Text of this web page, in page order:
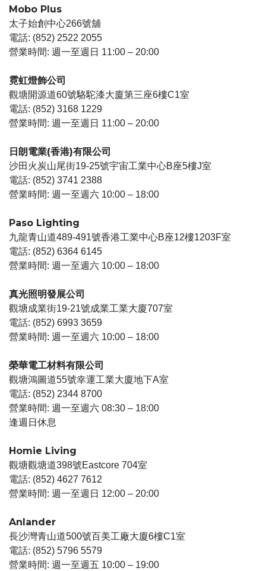
Mobo Plus
太子始創中心266號舖
電話: (852) 2522 2055
營業時間: 週一至週日 11:00 – 20:00
霓虹燈飾公司
觀塘開源道60號駱駝漆大廈第三座6樓C1室
電話: (852) 3168 1229
營業時間: 週一至週日 11:00 – 20:00
日朗電業(香港)有限公司
沙田火炭山尾街19-25號宇宙工業中心B座5樓J室
電話: (852) 3741 2388
營業時間: 週一至週六 10:00 – 18:00
Paso Lighting
九龍青山道489-491號香港工業中心B座12樓1203F室
電話: (852) 6364 6145
營業時間: 週一至週六 10:00 – 18:00
真光照明發展公司
觀塘成業街19-21號成業工業大廈707室
電話: (852) 6993 3659
營業時間: 週一至週六 10:00 – 18:00
榮華電工材料有限公司
觀塘鴻圖道55號幸運工業大廈地下A室
電話: (852) 2344 8700
營業時間: 週一至週六 08:30 – 18:00
逢週日休息
Homie Living
觀塘觀塘道398號Eastcore 704室
電話: (852) 4627 7612
營業時間: 週一至週日 12:00 – 20:00
Anlander
長沙灣青山道500號百美工廠大廈6樓C1室
電話: (852) 5796 5579
營業時間: 週一至週五 10:00 – 19:00